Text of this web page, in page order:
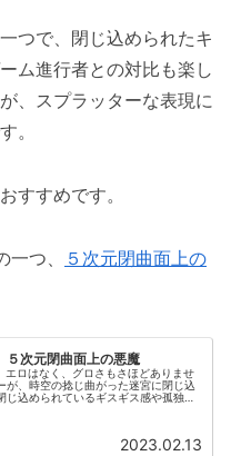
つで、閉じ込められたキ
ム進行者との対比も楽し
、スプラッターな表現に
。
すすめです。
つ、
５次元閉曲面上の
５次元閉曲面上の悪魔
エロはなく、グロさもさほどありませ
が、時空の捻じ曲がった迷宮に閉じ込
じ込められているギスギス感や孤独
2023.02.13